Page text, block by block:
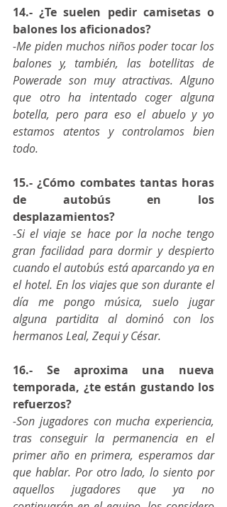
14.- ¿Te suelen pedir camisetas o
balones los aficionados?
-Me piden muchos niños poder tocar los
balones y, también, las botellitas de
Powerade son muy atractivas. Alguno
que otro ha intentado coger alguna
botella, pero para eso el abuelo y yo
estamos atentos y controlamos bien
todo.
15.- ¿Cómo combates tantas horas
de autobús en los
desplazamientos?
-Si el viaje se hace por la noche tengo
gran facilidad para dormir y despierto
cuando el autobús está aparcando ya en
el hotel. En los viajes que son durante el
día me pongo música, suelo jugar
alguna partidita al dominó con los
hermanos Leal, Zequi y César.
16.- Se aproxima una nueva
temporada, ¿te están gustando los
refuerzos?
-Son jugadores con mucha experiencia,
tras conseguir la permanencia en el
primer año en primera, esperamos dar
que hablar. Por otro lado, lo siento por
aquellos jugadores que ya no